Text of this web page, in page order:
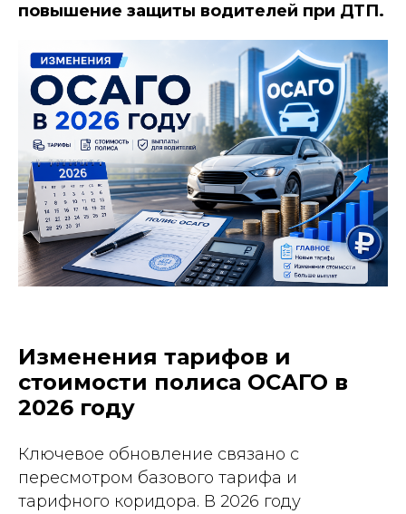
повышение защиты водителей при ДТП.
Изменения тарифов и
стоимости полиса ОСАГО в
2026 году
Ключевое обновление связано с
пересмотром базового тарифа и
тарифного коридора. В 2026 году